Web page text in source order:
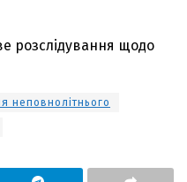
розслідування щодо
неповнолітнього